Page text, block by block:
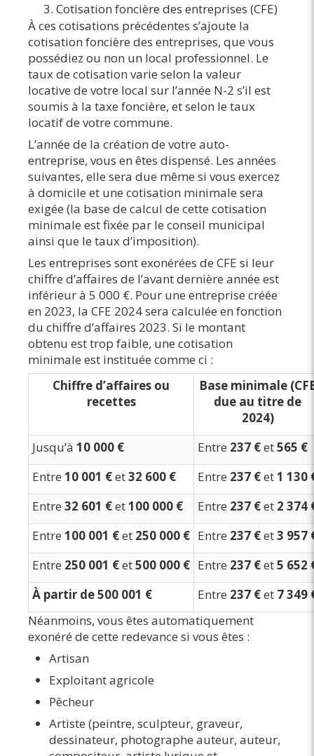
Cotisation foncière des entreprises (CFE)
À ces cotisations précédentes s’ajoute la
cotisation foncière des entreprises, que vous
possédiez ou non un local professionnel. Le
taux de cotisation varie selon la valeur
locative de votre local sur l’année N-2 s’il est
soumis à la taxe foncière, et selon le taux
locatif de votre commune.
L’année de la création de votre auto-
entreprise, vous en êtes dispensé. Les années
suivantes, elle sera due même si vous exercez
à domicile et une cotisation minimale sera
exigée (la base de calcul de cette cotisation
minimale est fixée par le conseil municipal
ainsi que le taux d’imposition).
Les entreprises sont exonérées de CFE si leur
chiffre d’affaires de l’avant dernière année est
inférieur à 5 000 €. Pour une entreprise créée
en 2023, la CFE 2024 sera calculée en fonction
du chiffre d’affaires 2023. Si le montant
obtenu est trop faible, une cotisation
minimale est instituée comme ci :
Chiffre d’affaires ou
recettes
Base minimale
due au titre de
2024)
Jusqu’à 10 000 € Entre 237 €et565 €
Entre 10 001 €et32 600 € Entre 237 €et1 130
Entre 32 601 €et100 000 € Entre 237 €et 2 374
Entre 100 001 €et 250 000 € Entre 237 €et3 957
Entre 250 001 €et500 000 € Entre 237 €et5 652
À partir de 500 001 €
Entre 237 €et 7 349
Néanmoins, vous êtes automatiquement
exonéré de cette redevance si vous êtes :
Artisan
Exploitant agricole
Pêcheur
Artiste (peintre, sculpteur, graveur,
dessinateur, photographe auteur, auteur,